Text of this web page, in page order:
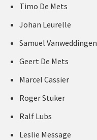
Timo De Mets
Johan Leurelle
Samuel Vanweddingen
Geert De Mets
Marcel Cassier
Roger Stuker
Ralf Lubs
Leslie Message